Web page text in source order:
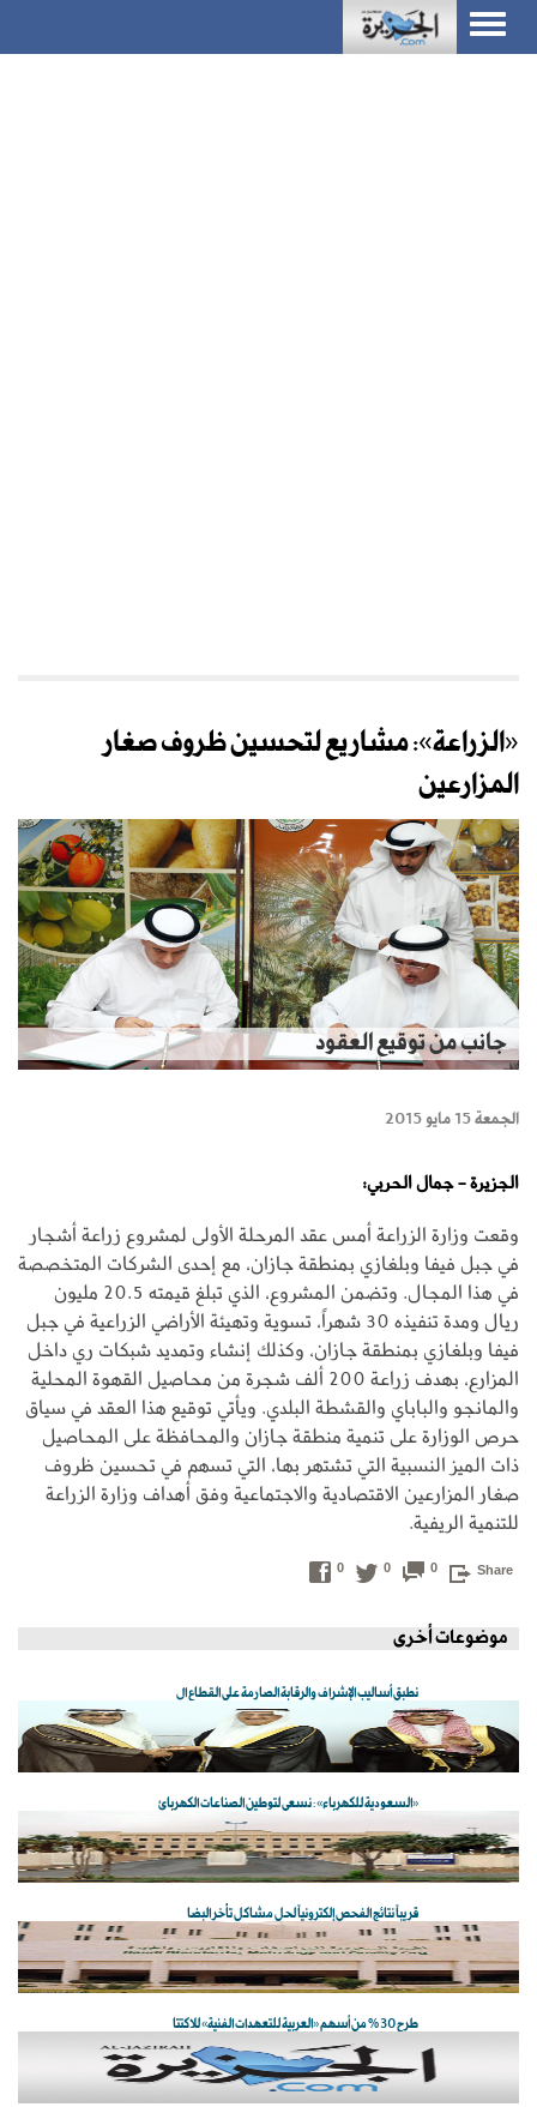
Toggle
navigation
«الزراعة»: مشاريع لتحسين ظروف صغار
المزارعين
جانب من توقيع العقود
الجمعة 15 مايو 2015
الجزيرة - جمال الحربي:
وقعت وزارة الزراعة أمس عقد المرحلة الأولى لمشروع زراعة أشجار
في جبل فيفا وبلغازي بمنطقة جازان، مع إحدى الشركات المتخصصة
في هذا المجال. وتضمن المشروع، الذي تبلغ قيمته 20.5 مليون
ريال ومدة تنفيذه 30 شهراً، تسوية وتهيئة الأراضي الزراعية في جبل
فيفا وبلغازي بمنطقة جازان، وكذلك إنشاء وتمديد شبكات ري داخل
المزارع، بهدف زراعة 200 ألف شجرة من محاصيل القهوة المحلية
والمانجو والباباي والقشطة البلدي. ويأتي توقيع هذا العقد في سياق
حرص الوزارة على تنمية منطقة جازان والمحافظة على المحاصيل
ذات الميز النسبية التي تشتهر بها، التي تسهم في تحسين ظروف
صغار المزارعين الاقتصادية والاجتماعية وفق أهداف وزارة الزراعة
للتنمية الريفية.
Share
0
0
0
موضوعات أخرى
نطبق أساليب الإشراف والرقابة الصارمة على القطاع ال
«السعودية للكهرباء»: نسعى لتوطين الصناعات الكهربائ
قريباً نتائج الفحص إلكترونياً لحل مشاكل تأخر البضا
طرح 30 % من أسهم «العربية للتعهدات الفنية» للاكتتا